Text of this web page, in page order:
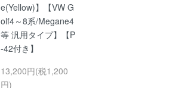
e(Yellow)】【VW G
olf4～8系/Megane4
等 汎用タイプ】【P
-42付き】
13,200円(税1,200
円)